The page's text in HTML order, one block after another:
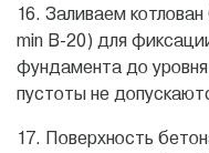
16. Заливаем
min В-20) для
фундамента до
пустоты не
17. Поверхность